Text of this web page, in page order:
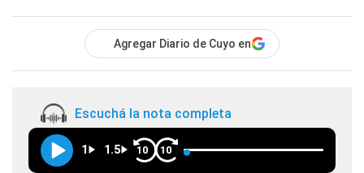
Agregar Diario de Cuyo en
Escuchá la nota completa
1 1.5 10 10